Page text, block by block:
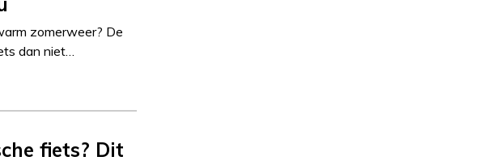
zomerweer? De
dan niet…
fiets? Dit